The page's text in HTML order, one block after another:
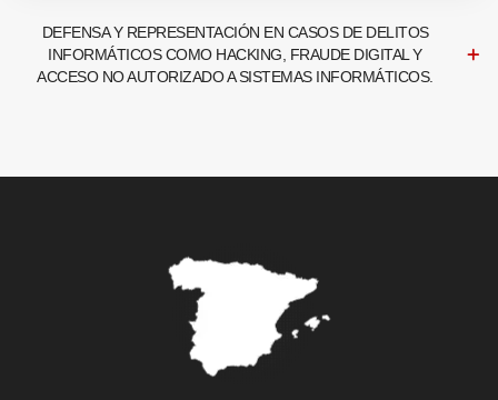
DEFENSA Y REPRESENTACIÓN EN CASOS DE DELITOS
INFORMÁTICOS COMO HACKING, FRAUDE DIGITAL Y
ACCESO NO AUTORIZADO A SISTEMAS INFORMÁTICOS.